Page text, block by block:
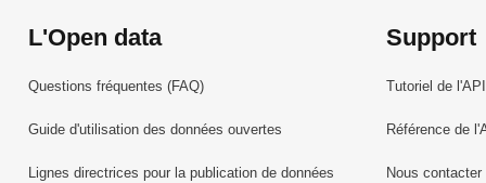
L'Open data
Questions fréquentes (FAQ)
Guide d'utilisation des données ouvertes
Lignes directrices pour la publication de données
Support
Tutoriel de l'API
Référence de
Nous contacter